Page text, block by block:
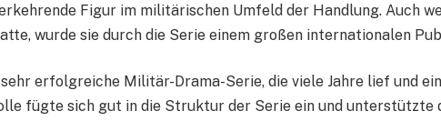
Figur im militärischen Umfeld der Handlung. Auch
wurde sie durch die Serie einem großen internationalen
erfolgreiche Militär-Drama-Serie, die viele Jahre lief und
fügte sich gut in die Struktur der Serie ein und unterstützte